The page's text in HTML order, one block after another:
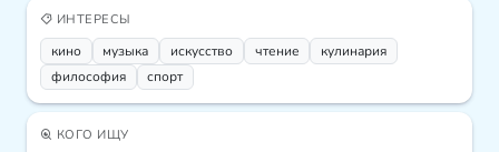
ИНТЕРЕСЫ
кино музыка искусcтво чтение
кулинария
философия
спорт
КОГО ИЩУ